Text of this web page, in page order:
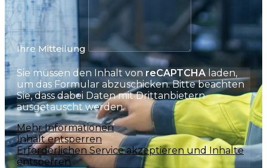
Ihre Mitteilung
Sie müssen den Inhalt von reCAPTCHA laden,
um das Formular abzuschicken. Bitte beachten
Sie, dass dabei Daten mit Drittanbietern
ausgetauscht werden.
Mehr Informationen
Inhalt entsperren
Erforderlichen Service akzeptieren und Inhalte
entsperren